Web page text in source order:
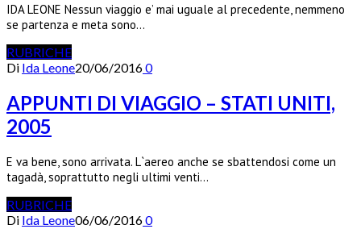
IDA LEONE Nessun viaggio e’ mai uguale al precedente, nemmeno
se partenza e meta sono…
RUBRICHE
Di Ida Leone20/06/20160
APPUNTI DI VIAGGIO – STATI UNITI,
2005
E va bene, sono arrivata. L`aereo anche se sbattendosi come un
tagadà, soprattutto negli ultimi venti…
RUBRICHE
Di Ida Leone06/06/20160